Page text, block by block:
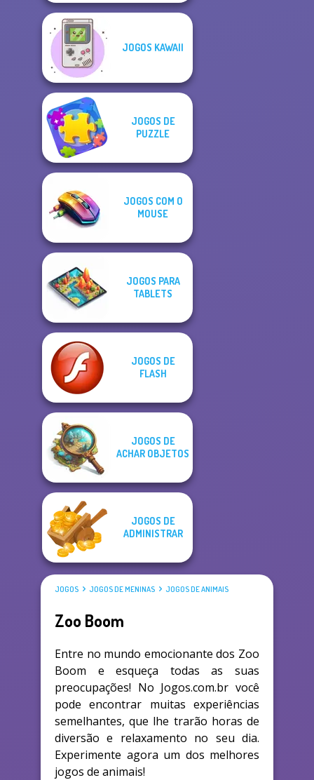
JOGOS KAWAII
JOGOS DE
PUZZLE
JOGOS COM O
MOUSE
JOGOS PARA
TABLETS
JOGOS DE
FLASH
JOGOS DE
ACHAR OBJETOS
JOGOS DE
ADMINISTRAR
JOGOS JOGOS DE MENINAS JOGOS DE ANIMAIS
Zoo Boom
Entre no mundo emocionante dos Zoo
Boom e esqueça todas as suas
preocupações! No Jogos.com.br você
pode encontrar muitas experiências
semelhantes, que lhe trarão horas de
diversão e relaxamento no seu dia.
Experimente agora um dos melhores
jogos de animais!